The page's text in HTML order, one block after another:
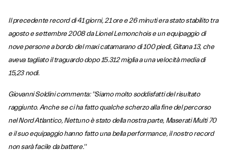
Il precedente record di 41 giorni, 21 ore e 26 minuti era stato stabilito tra
agosto e settembre 2008 da Lionel Lemonchois e un equipaggio di
nove persone a bordo del maxi catamarano di 100 piedi, Gitana 13, che
aveva tagliato il traguardo dopo 15.312 miglia a una velocità media di
15,23 nodi.
Giovanni Soldini commenta: ''Siamo molto soddisfatti del risultato
raggiunto. Anche se ci ha fatto qualche scherzo alla fine del percorso
nel Nord Atlantico, Nettuno è stato della nostra parte, Maserati Multi 70
e il suo equipaggio hanno fatto una bella performance, il nostro record
non sarà facile da battere.''